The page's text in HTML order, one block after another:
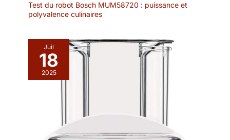
Test du robot Bosch MUM58720 : puissance et
polyvalence culinaires
Juil
18
2025